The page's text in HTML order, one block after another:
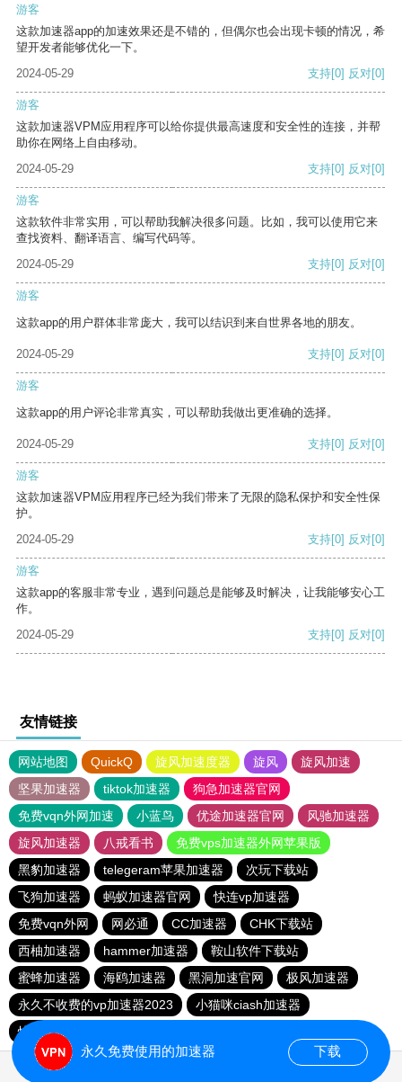
游客
这款加速器app的加速效果还是不错的，但偶尔也会出现卡顿的情况，希
望开发者能够优化一下。
2024-05-29
支持[0] 反对[0]
游客
这款加速器VPM应用程序可以给你提供最高速度和安全性的连接，并帮
助你在网络上自由移动。
2024-05-29
支持[0] 反对[0]
游客
这款软件非常实用，可以帮助我解决很多问题。比如，我可以使用它来
查找资料、翻译语言、编写代码等。
2024-05-29
支持[0] 反对[0]
游客
这款app的用户群体非常庞大，我可以结识到来自世界各地的朋友。
2024-05-29 支持[0] 反对[0]
游客
这款app的用户评论非常真实，可以帮助我做出更准确的选择。
2024-05-29 支持[0] 反对[0]
游客
这款加速器VPM应用程序已经为我们带来了无限的隐私保护和安全性保
护。
2024-05-29
支持[0] 反对[0]
游客
这款app的客服非常专业，遇到问题总是能够及时解决，让我能够安心工
作。
2024-05-29
支持[0] 反对[0]
友情链接
网站地图 QuickQ 旋风加速度器 旋风
旋风加速
坚果加速器
tiktok加速器
狗急加速器官网
免费vqn外网加速
小蓝鸟 优途加速器官网
风驰加速器
旋风加速器
八戒看书
免费vps加速器外网苹果版
黑豹加速器
telegeram苹果加速器
次玩下载站
飞狗加速器
蚂蚁加速器官网
快连vp加速器
免费vqn外网
网必通 CC加速器
CHK下载站
西柚加速器
hammer加速器
鞍山软件下载站
蜜蜂加速器
海鸥加速器 黑洞加速官网
极风加速器
永久不收费的vp加速器2023
小猫咪ciash加速器
快喵vpv加速器
永久免费使用的加速器 下载